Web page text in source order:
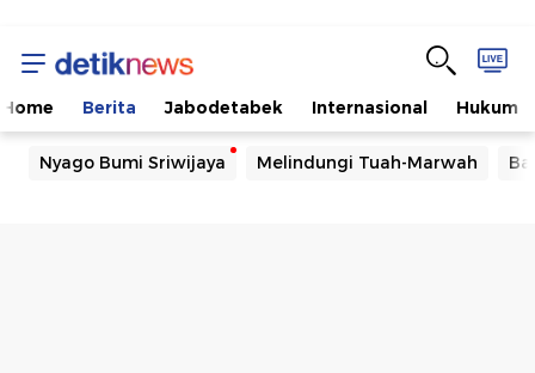
Home Berita Jabodetabek Internasional Hukum
Nyago Bumi Sriwijaya Melindungi Tuah-Marwah